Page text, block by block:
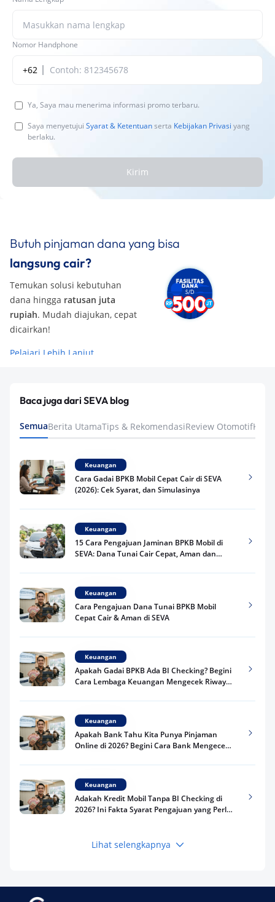
Nomor Handphone
+62
Ya, Saya mau menerima informasi promo terbaru.
Saya menyetujui Syarat & Ketentuanserta Kebijakan Privasi yang
berlaku.
Kirim
Butuh pinjaman dana yang bisa
langsung cair?
Temukan solusi kebutuhan
dana hingga ratusan juta
rupiah. Mudah diajukan, cepat
dicairkan!
Pelajari Lebih Lanjut
Baca juga dari SEVA blog
SemuaBerita UtamaTips & RekomendasiReview Otomotif
Keuangan
Cara Gadai BPKB Mobil Cepat Cair di SEVA
(2026): Cek Syarat, dan Simulasinya
Keuangan
15 Cara Pengajuan Jaminan BPKB Mobil di
SEVA: Dana Tunai Cair Cepat, Aman dan
Keuangan
Cara Pengajuan Dana Tunai BPKB Mobil
Cepat Cair & Aman di SEVA
Keuangan
Apakah Gadai BPKB Ada BI Checking? Begini
Cara Lembaga Keuangan Mengecek Riwayat
Keuangan
Apakah Bank Tahu Kita Punya Pinjaman
Online di 2026? Begini Cara Bank Mengecek
Keuangan
Adakah Kredit Mobil Tanpa BI Checking di
2026? Ini Fakta Syarat Pengajuan yang Perlu
Keuangan
Terpercaya
Lihat selengkapnya